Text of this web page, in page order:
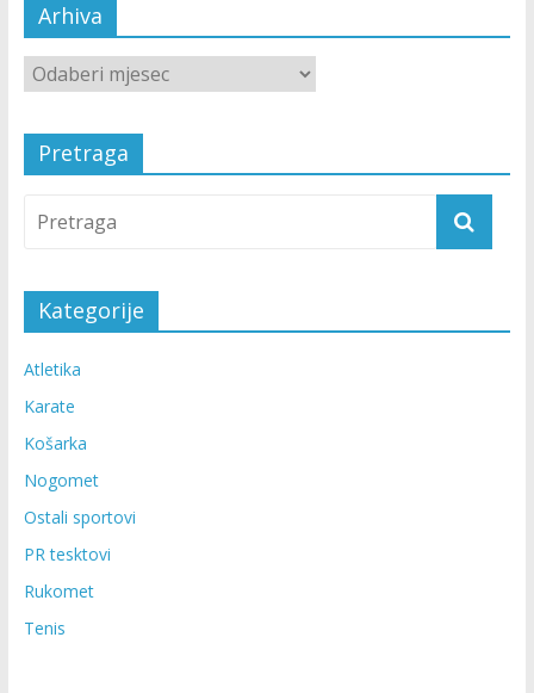
Arhiva
Pretraga
Kategorije
Atletika
Karate
Košarka
Nogomet
Ostali sportovi
PR tesktovi
Rukomet
Tenis